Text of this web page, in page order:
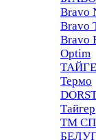
Bravo
Bravo
Bravo
Optim
Термо
Тайгер
ТМ